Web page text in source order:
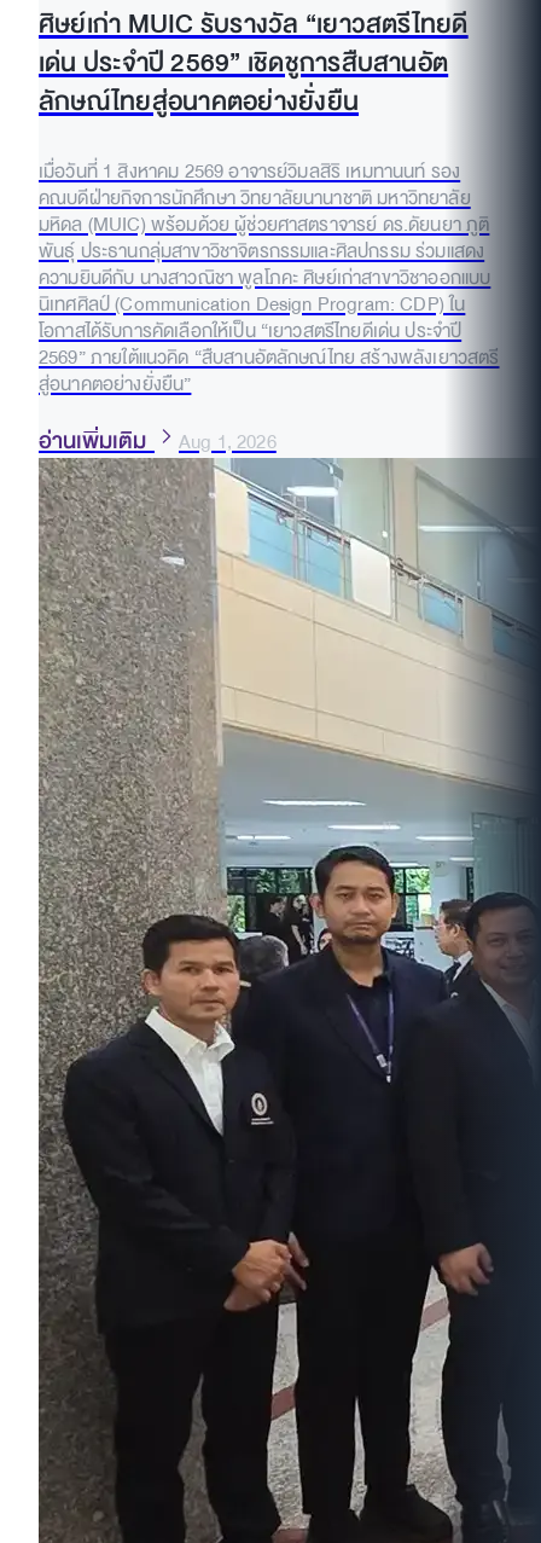
ศิษย์เก่า MUIC รับรางวัล “เยาวสตรีไทยดี
เด่น ประจำปี 2569” เชิดชูการสืบสานอัต
ลักษณ์ไทยสู่อนาคตอย่างยั่งยืน
เมื่อวันที่ 1 สิงหาคม 2569 อาจารย์วิมลสิริ เหมทานนท์ รอง
คณบดีฝ่ายกิจการนักศึกษา วิทยาลัยนานาชาติ มหาวิทยาลัย
มหิดล (MUIC) พร้อมด้วย ผู้ช่วยศาสตราจารย์ ดร.ดัยนยา ภูติ
พันธุ์ ประธานกลุ่มสาขาวิชาจิตรกรรมและศิลปกรรม ร่วมแสดง
ความยินดีกับ นางสาวณิชา พูลโภคะ ศิษย์เก่าสาขาวิชาออกแบบ
นิเทศศิลป์ (Communication Design Program: CDP) ใน
โอกาสได้รับการคัดเลือกให้เป็น “เยาวสตรีไทยดีเด่น ประจำปี
2569” ภายใต้แนวคิด “สืบสานอัตลักษณ์ไทย สร้างพลังเยาวสตรี
สู่อนาคตอย่างยั่งยืน”
อ่านเพิ่มเติม Aug 1, 2026